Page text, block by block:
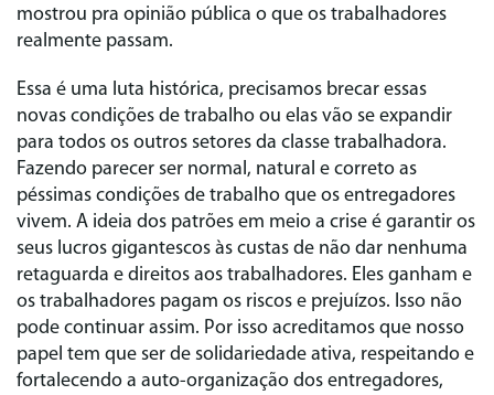
mostrou pra opinião pública o que os trabalhadores
realmente passam.
Essa é uma luta histórica, precisamos brecar essas
novas condições de trabalho ou elas vão se expandir
para todos os outros setores da classe trabalhadora.
Fazendo parecer ser normal, natural e correto as
péssimas condições de trabalho que os entregadores
vivem. A ideia dos patrões em meio a crise é garantir os
seus lucros gigantescos às custas de não dar nenhuma
retaguarda e direitos aos trabalhadores. Eles ganham e
os trabalhadores pagam os riscos e prejuízos. Isso não
pode continuar assim. Por isso acreditamos que nosso
papel tem que ser de solidariedade ativa, respeitando e
fortalecendo a auto-organização dos entregadores,